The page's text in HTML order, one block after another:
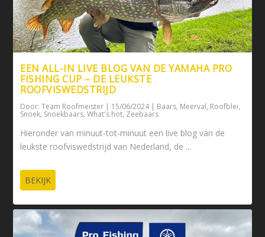
EEN ALL-IN LIVE BLOG VAN DE YAMAHA PRO
FISHING CUP – DE LEUKSTE
ROOFVISWEDSTRIJD
Door:Team Roofmeister | 15/06/2024 | Baars, Meerval, Roofblei,
Snoek, Snoekbaars,What's hot, Zeebaars
Hieronder van minuut-tot-minuut een live blog van de
leukste roofviswedstrijd van Nederland, de ...
BEKIJK